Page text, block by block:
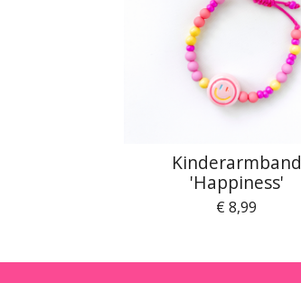
Kinderarmband
'Happiness'
€ 8,99